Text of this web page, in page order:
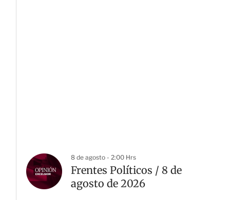
8 de agosto - 2:00 Hrs
Frentes Políticos / 8 de
agosto de 2026